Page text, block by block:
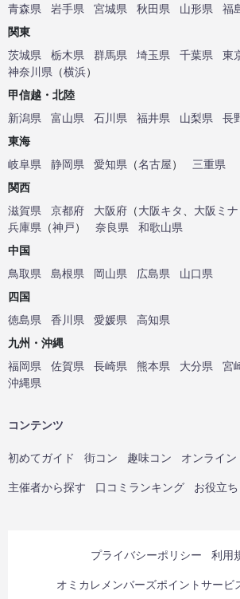
青森県
岩手県 宮城県 秋田県 山形県
福
関東
茨城県
栃木県 群馬県 埼玉県 千葉県
東
神奈川県 （横浜）
甲信越・北陸
新潟県
富山県 石川県 福井県 山梨県
長
東海
岐阜県
静岡県 愛知県 （名古屋）
三重県
関西
滋賀県
京都府 大阪府 （大阪キタ 大阪ミナ
兵庫県 （神戸） 奈良県
和歌山県
中国
鳥取県
島根県 岡山県 広島県
山口県
四国
徳島県
香川県 愛媛県
高知県
九州・沖縄
福岡県
佐賀県 長崎県 熊本県 大分県 宮
沖縄県
コンテンツ
初めてガイド 街コン 趣味コン オンライン
主催者から探す 口コミランキング お役立ち
プライバシーポリシー 利用
オミカレメンバーズポイントサービ